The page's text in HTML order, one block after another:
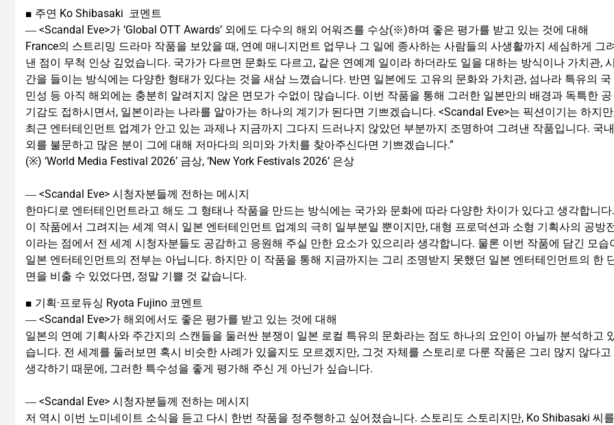
■ 주연 Ko Shibasaki 코멘트
― <Scandal Eve>가 ‘Global OTT Awards’ 외에도 다수의 해외 어워즈를 수상(※)하며 좋은 평가를 받고 있는 것에 대해
France의 스트리밍 드라마 작품을 보았을 때, 연예 매니지먼트 업무나 그 일에 종사하는 사람들의 사생활까지 세심하게 그
낸 점이 무척 인상 깊었습니다. 국가가 다르면 문화도 다르고, 같은 연예계 일이라 하더라도 일을 대하는 방식이나 가치관,
간을 들이는 방식에는 다양한 형태가 있다는 것을 새삼 느꼈습니다. 반면 일본에도 고유의 문화와 가치관, 섬나라 특유의 국
민성 등 아직 해외에는 충분히 알려지지 않은 면모가 수없이 많습니다. 이번 작품을 통해 그러한 일본만의 배경과 독특한 공
기감도 접하시면서, 일본이라는 나라를 알아가는 하나의 계기가 된다면 기쁘겠습니다. <Scandal Eve>는 픽션이기는 하지
최근 엔터테인먼트 업계가 안고 있는 과제나 지금까지 그다지 드러나지 않았던 부분까지 조명하여 그려낸 작품입니다. 국내
외를 불문하고 많은 분이 그에 대해 저마다의 의미와 가치를 찾아주신다면 기쁘겠습니다.”
(※) ‘World Media Festival 2026’ 금상, ‘New York Festivals 2026’ 은상
― <Scandal Eve> 시청자분들께 전하는 메시지
한마디로 엔터테인먼트라고 해도 그 형태나 작품을 만드는 방식에는 국가와 문화에 따라 다양한 차이가 있다고 생각합니다.
이 작품에서 그려지는 세계 역시 일본 엔터테인먼트 업계의 극히 일부분일 뿐이지만, 대형 프로덕션과 소형 기획사의 공방
이라는 점에서 전 세계 시청자분들도 공감하고 응원해 주실 만한 요소가 있으리라 생각합니다. 물론 이번 작품에 담긴 모습
일본 엔터테인먼트의 전부는 아닙니다. 하지만 이 작품을 통해 지금까지는 그리 조명받지 못했던 일본 엔터테인먼트의 한
면을 비출 수 있었다면, 정말 기쁠 것 같습니다.
■ 기획·프로듀싱 Ryota Fujino 코멘트
― <Scandal Eve>가 해외에서도 좋은 평가를 받고 있는 것에 대해
일본의 연예 기획사와 주간지의 스캔들을 둘러싼 분쟁이 일본 로컬 특유의 문화라는 점도 하나의 요인이 아닐까 분석하고
습니다. 전 세계를 둘러보면 혹시 비슷한 사례가 있을지도 모르겠지만, 그것 자체를 스토리로 다룬 작품은 그리 많지 않다고
생각하기 때문에, 그러한 특수성을 좋게 평가해 주신 게 아닌가 싶습니다.
― <Scandal Eve> 시청자분들께 전하는 메시지
저 역시 이번 노미네이트 소식을 듣고 다시 한번 작품을 정주행하고 싶어졌습니다. 스토리도 스토리지만, Ko Shibasaki 씨를